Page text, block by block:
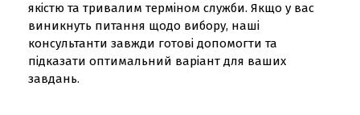
якістю та тривалим терміном служби. Якщо у вас
виникнуть питання щодо вибору, наші
консультанти завжди готові допомогти та
підказати оптимальний варіант для ваших
завдань.